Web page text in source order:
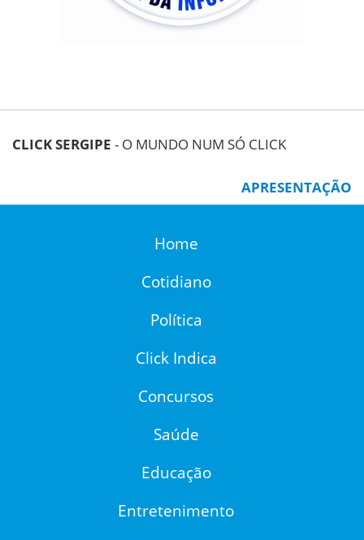
CLICK SERGIPE - O MUNDO NUM SÓ CLICK
APRESENTAÇÃO
Home
Cotidiano
Política
Click Indica
Concursos
Saúde
Educação
Entretenimento